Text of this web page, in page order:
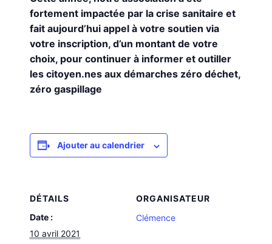
fortement impactée par la crise sanitaire et
fait aujourd’hui appel à votre soutien via
votre inscription, d’un montant de votre
choix, pour continuer à informer et outiller
les citoyen.nes aux démarches zéro déchet,
zéro gaspillage
Ajouter au calendrier
DÉTAILS
Date :
10 avril 2021
ORGANISATEUR
Clémence